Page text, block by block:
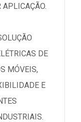
DE
MÓVEIS,
E